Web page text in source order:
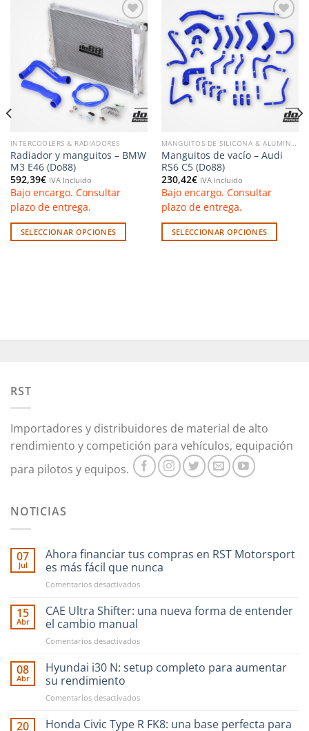
Añadir
a la
lista de
deseos
INTERCOOLERS & RADIADORES
Radiador y manguitos – BMW
M3 E46 (Do88)
592,39€ IVA Incluido
Bajo encargo. Consultar
plazo de entrega.
SELECCIONAR OPCIONES
en
la
página
de
producto
Añadir
a la
lista de
deseos
MANGUITOS DE SILICONA & ALUMINIO
Manguitos de vacío – Audi
RS6 C5 (Do88)
230,42€ IVA Incluido
Bajo encargo. Consultar
plazo de entrega.
SELECCIONAR OPCIONES
página
de
producto
RST
Importadores y distribuidores de material de alto
rendimiento y competición para vehículos, equipación
para pilotos y equipos.
NOTICIAS
07
Jul
Ahora financiar tus compras en RST Motorsport
es más fácil que nunca
Comentarios desactivadosen
financiar
en
Motorsport
fácil
nunca
15
Abr
CAE Ultra Shifter: una nueva forma de entender
el cambio manual
Comentarios desactivadosen
Ultra
Shifter:
nueva
de
08
Abr
Hyundai i30 N: setup completo para aumentar
su rendimiento
Comentarios desactivadosen
i30
20
Honda Civic Type R FK8: una base perfecta para